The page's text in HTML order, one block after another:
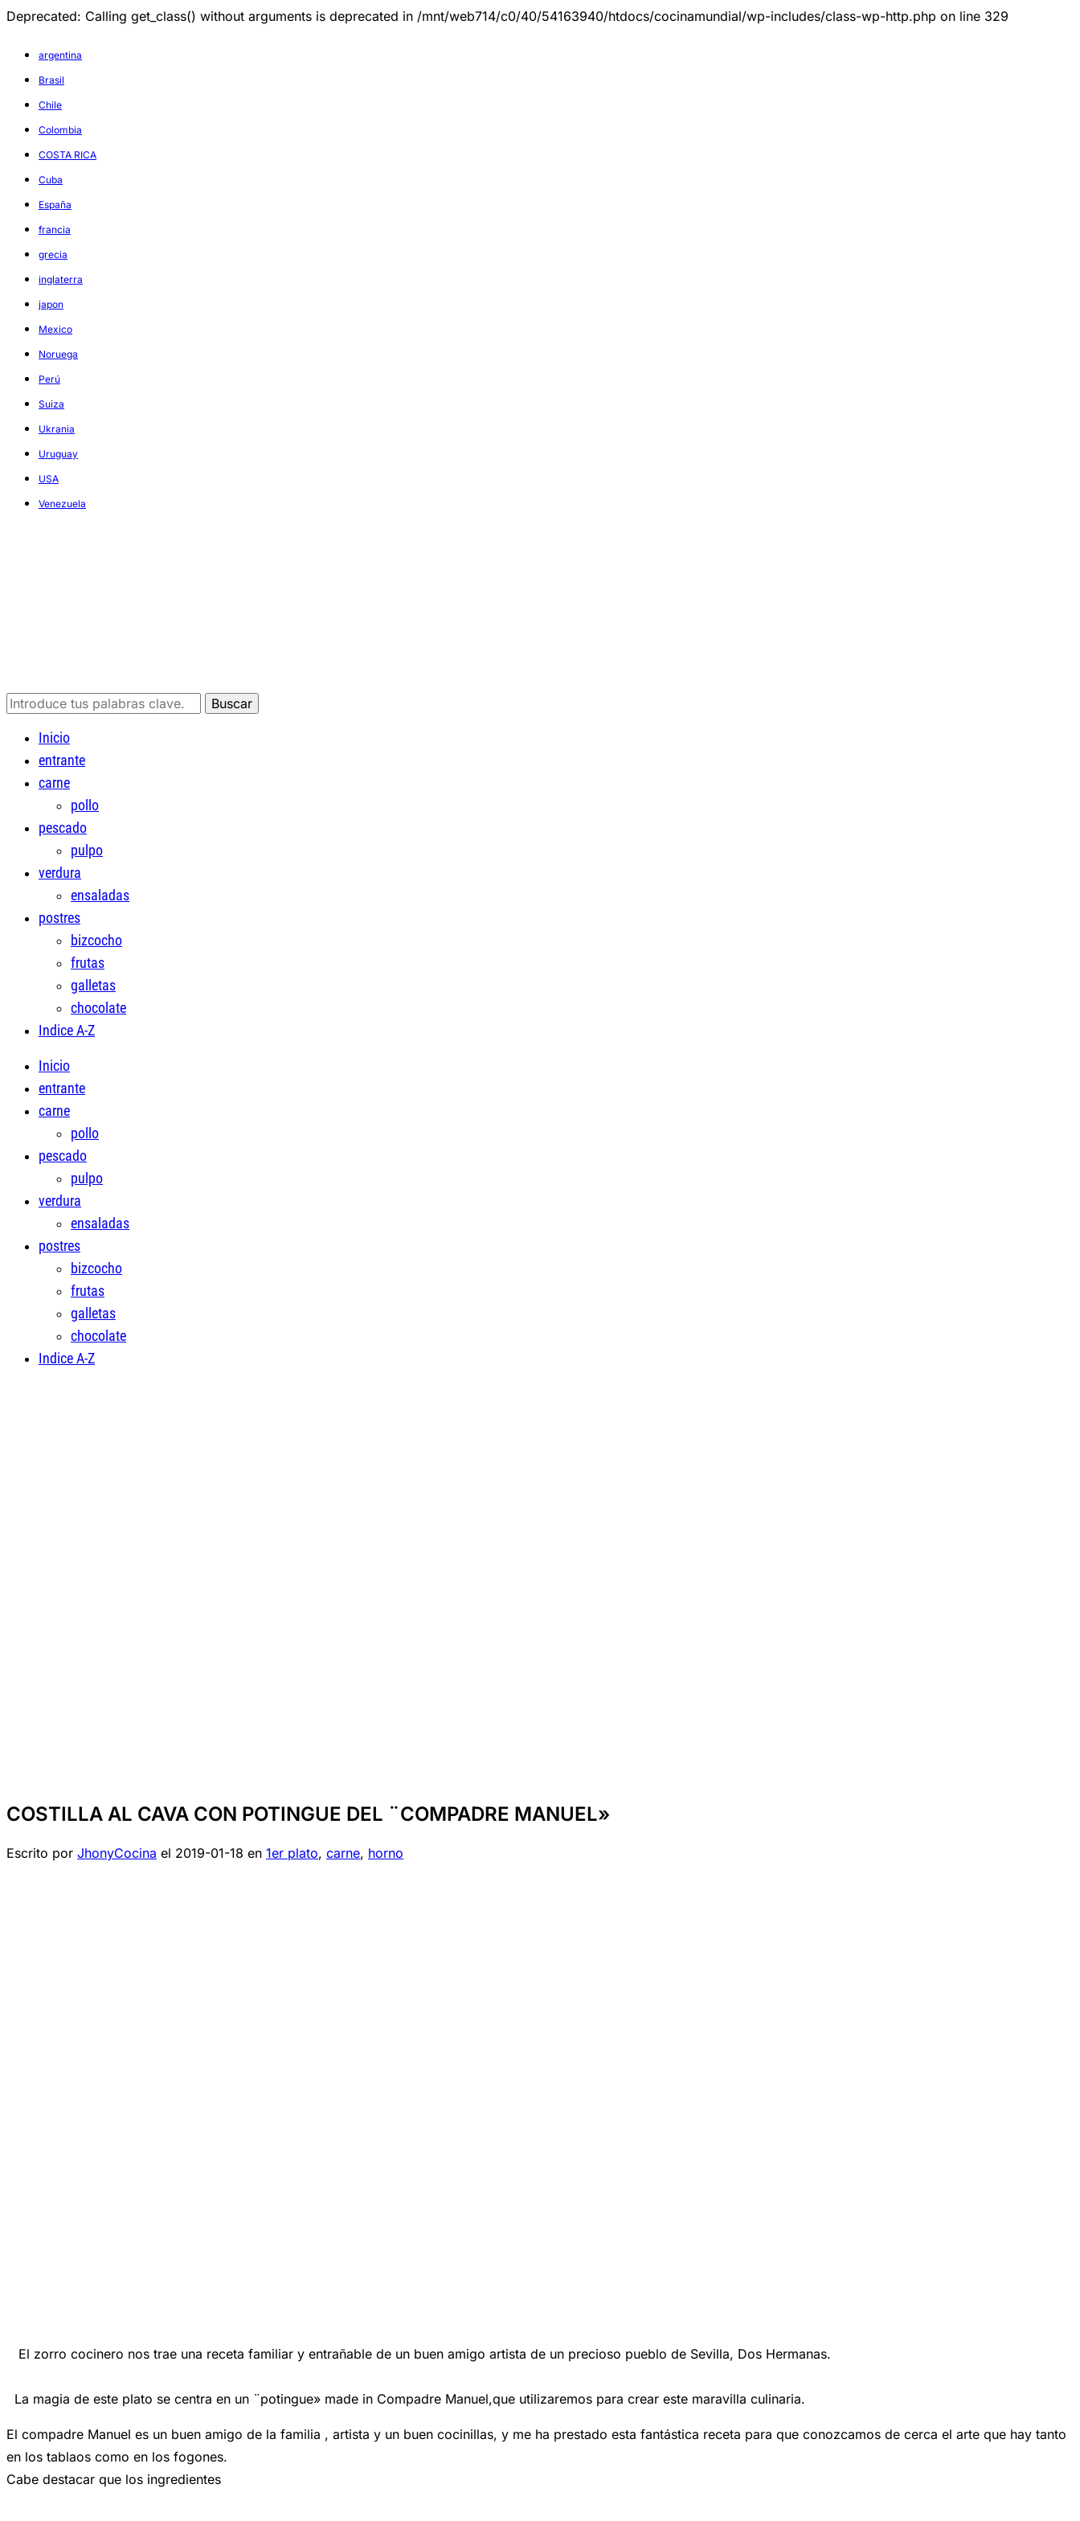
Deprecated: Calling get_class() without arguments is deprecated in /mnt/web714/c0/40/54163940/htdocs/cocinamundial/wp-includes/class-wp-http.php on line 329
argentina
Brasil
Chile
Colombia
COSTA RICA
Cuba
España
francia
grecia
inglaterra
japon
Mexico
Noruega
Perú
Suiza
Ukrania
Uruguay
USA
Venezuela
Inicio
entrante
carne
pollo
pescado
pulpo
verdura
ensaladas
postres
bizcocho
frutas
galletas
chocolate
Indice A-Z
Inicio
entrante
carne
pollo
pescado
pulpo
verdura
ensaladas
postres
bizcocho
frutas
galletas
chocolate
Indice A-Z
COSTILLA AL CAVA CON POTINGUE DEL ¨COMPADRE MANUEL»
Escrito por JhonyCocina el 2019-01-18 en 1er plato, carne, horno
El zorro cocinero nos trae una receta familiar y entrañable de un buen amigo artista de un precioso pueblo de Sevilla, Dos Hermanas.
La magia de este plato se centra en un ¨potingue» made in Compadre Manuel,que utilizaremos para crear este maravilla culinaria.
El compadre Manuel es un buen amigo de la familia , artista y un buen cocinillas, y me ha prestado esta fantástica receta para que conozcamos de cerca el arte que hay tanto
en los tablaos como en los fogones.
Cabe destacar que los ingredientes